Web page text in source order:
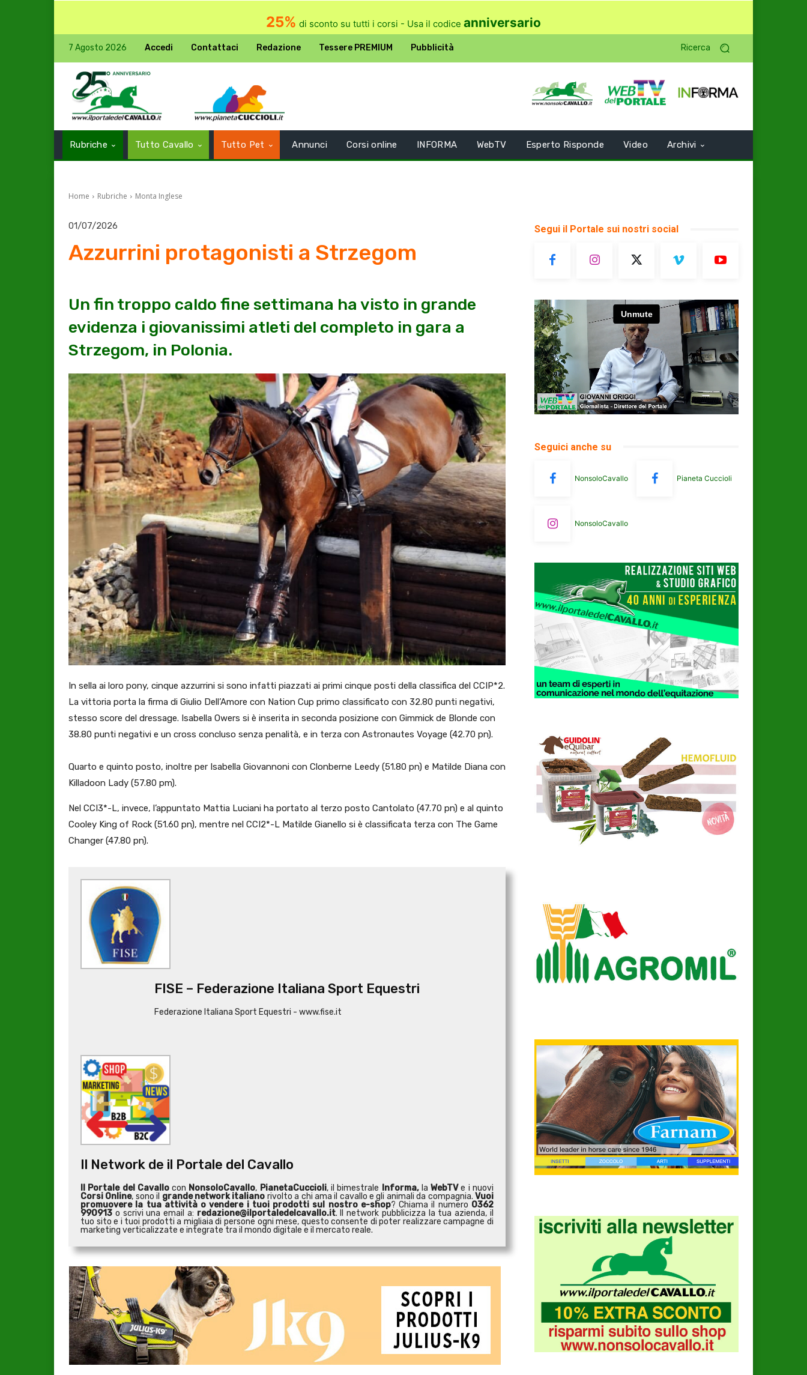
25% di sconto su tutti i corsi - Usa il codice anniversario
7 Agosto 2026 Accedi Contattaci Redazione Tessere PREMIUM Pubblicità Ricerca
Rubriche Tutto Cavallo Tutto Pet Annunci Corsi online INFORMA WebTV Esperto Risponde Video Archivi
Home Rubriche Monta Inglese
01/07/2026
Azzurrini protagonisti a Strzegom
Un fin troppo caldo fine settimana ha visto in grande
evidenza i giovanissimi atleti del completo in gara a
Strzegom, in Polonia.
In sella ai loro pony, cinque azzurrini si sono infatti piazzati ai primi cinque posti della classifica del CCIP*2.
La vittoria porta la firma di Giulio Dell’Amore con Nation Cup primo classificato con 32.80 punti negativi,
stesso score del dressage. Isabella Owers si è inserita in seconda posizione con Gimmick de Blonde con
38.80 punti negativi e un cross concluso senza penalità, e in terza con Astronautes Voyage (42.70 pn).
Quarto e quinto posto, inoltre per Isabella Giovannoni con Clonberne Leedy (51.80 pn) e Matilde Diana con
Killadoon Lady (57.80 pm).
Nel CCI3*-L, invece, l’appuntato Mattia Luciani ha portato al terzo posto Cantolato (47.70 pn) e al quinto
Cooley King of Rock (51.60 pn), mentre nel CCI2*-L Matilde Gianello si è classificata terza con The Game
Changer (47.80 pn).
FISE – Federazione Italiana Sport Equestri
Federazione Italiana Sport Equestri - www.fise.it
Il Network de il Portale del Cavallo
Il Portale del Cavallocon NonsoloCavallo, PianetaCuccioli, il bimestrale Informa,laWebTVe i nuovi
Corsi Online, sono il grande network italiano rivolto a chi ama il cavallo e gli animali da compagnia.Vuoi
promuovere la tua attività o vendere i tuoi prodotti sul nostro e-shop? Chiama il numero 0362
990913 o scrivi una email a: redazione@ilportaledelcavallo.it. Il network pubblicizza la tua azienda, il
tuo sito e i tuoi prodotti a migliaia di persone ogni mese, questo consente di poter realizzare campagne di
marketing verticalizzate e integrate tra il mondo digitale e il mercato reale.
Segui il Portale sui nostri social
Seguici anche su
NonsoloCavallo Pianeta Cuccioli
NonsoloCavallo